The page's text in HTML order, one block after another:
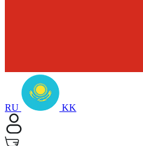
RU KK